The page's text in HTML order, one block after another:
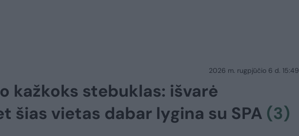
2026 m. rugpjūčio 6 d. 15:49
kažkoks stebuklas: išvarė
šias vietas dabar lygina su SPA (3)